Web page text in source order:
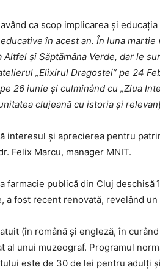
ca scop implicarea și
în acest an. În luna
și Săptămâna Verde, dar le
„Elixirul Dragostei” pe 24
26 iunie și culminând cu „Ziua
clujeană cu istoria și
interesul și aprecierea pentru
Felix Marcu, manager MNIT.
publică din Cluj deschisă
fost recent renovată, revelând
(în română și engleză, în
unui muzeograf. Programul
este de 30 de lei pentru adulți